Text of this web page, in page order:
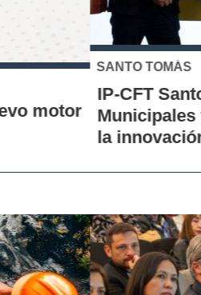
SANTO TOMÁS
IP-CFT Santo Tomás y
Municipales firman
la innovación en los